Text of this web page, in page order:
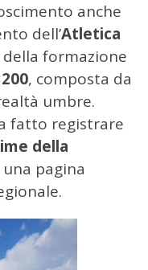
anche
dell’Atletica
formazione
, composta da
umbre.
fatto registrare
della
pagina